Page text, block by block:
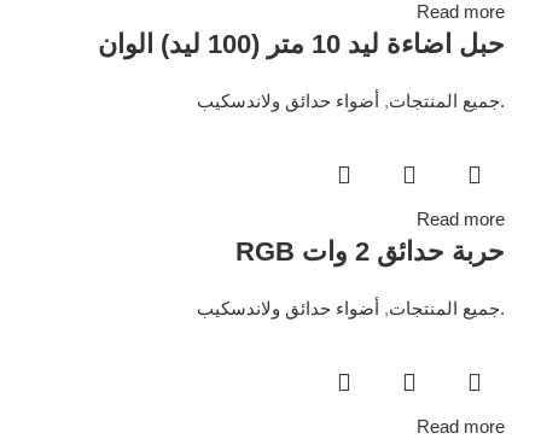
Read more
حبل اضاءة ليد 10 متر (100 ليد) الوان
.جميع المنتجات, أضواء حدائق ولاندسكيب
Read more
حربة حدائق 2 وات RGB
.جميع المنتجات, أضواء حدائق ولاندسكيب
Read more